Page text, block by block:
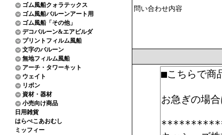
ゴム風船クォラテックス
ゴム風船バルーンアート用
ゴム風船「その他」
デコバルーン&エアビルダ
プリントフィルム風船
文字のバルーン
無地フィルム風船
アーチ・タワーキット
ウェイト
リボン
資材・器材
小売向け商品
日用雑貨
はらぺこあおむし
ミッフィー
問い合わせ内容